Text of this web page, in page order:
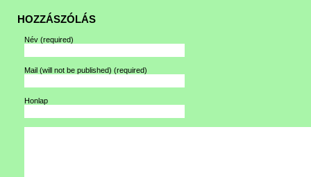
HOZZÁSZÓLÁS
Név (required)
Mail (will not be published) (required)
Honlap